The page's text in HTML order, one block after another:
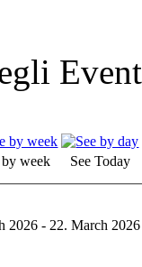
by week
See Today
2026 - 22. March 2026